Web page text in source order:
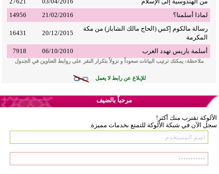
لماذا أسلمنا؟
21/02/2016
14956
رسالة مالكوم إكس (الحاج مالك الشاباز) من مكة
المكرمة
20/12/2015
16431
أسلمة باريس تهدد الغرب 06/10/2010
7918
ملاحظة: يمكنك ترتيب البيانات صعوداً و نزولاً بتكرار النقر على روابط العناوين في الجدول
للإبلاغ عن رابط لا يعمل
مرحباً بالضيف
الألوكة تقترب منك أكثر!
سجل الآن في شبكة الألوكة للتمتع بخدمات مميزة.